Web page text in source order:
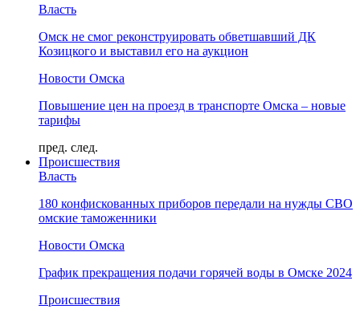
Власть
Омск не смог реконструировать обветшавший ДК
Козицкого и выставил его на аукцион
Новости Омска
Повышение цен на проезд в транспорте Омска – новые
тарифы
пред. след.
Происшествия
Власть
180 конфискованных приборов передали на нужды СВО
омские таможенники
Новости Омска
График прекращения подачи горячей воды в Омске 2024
Происшествия